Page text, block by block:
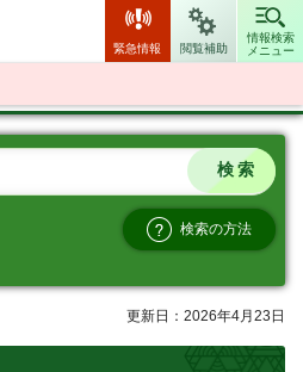
緊急情報 閲覧補助
情報検索
メニュー
検索の方法
更新日：2026年4月23日